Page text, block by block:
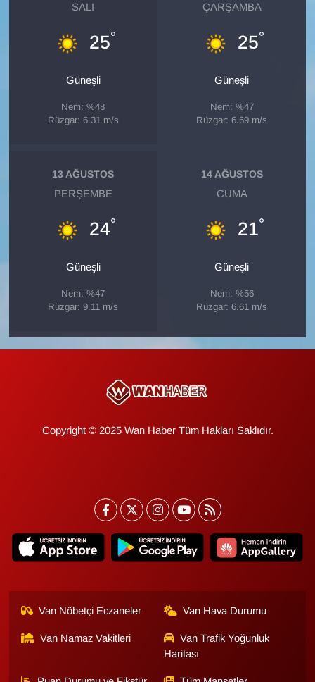
SALI
25°
Güneşli
Nem: %48
Rüzgar: 6.31 m/s
ÇARŞAMBA
25°
Güneşli
Nem: %47
Rüzgar: 6.69 m/s
13 AĞUSTOS
PERŞEMBE
24°
Güneşli
Nem: %47
Rüzgar: 9.11 m/s
14 AĞUSTOS
CUMA
21°
Güneşli
Nem: %56
Rüzgar: 6.61 m/s
Copyright © 2025 Wan Haber Tüm Hakları Saklıdır.
Van Nöbetçi Eczaneler Van Hava Durumu
Van Namaz Vakitleri
Van Trafik Yoğunluk
Haritası
TEBRİK
Turizm
Vasıta
YAŞAM